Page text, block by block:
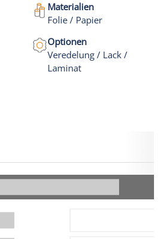
Materialien
Folie / Papier
Optionen
Veredelung / Lack /
Laminat